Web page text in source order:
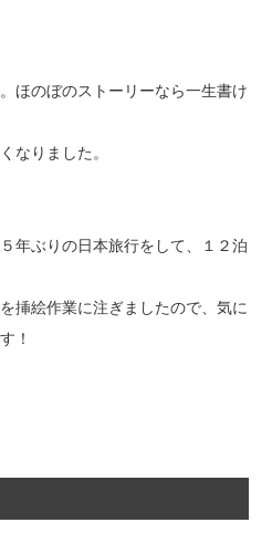
ほのぼのストーリーなら一生書け
なりました。
年ぶりの日本旅行をして、１２泊
挿絵作業に注ぎましたので、気に
！